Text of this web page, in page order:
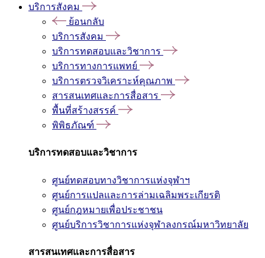
บริการสังคม
ย้อนกลับ
บริการสังคม
บริการทดสอบและวิชาการ
บริการทางการแพทย์
บริการตรวจวิเคราะห์คุณภาพ
สารสนเทศและการสื่อสาร
พื้นที่สร้างสรรค์
พิพิธภัณฑ์
บริการทดสอบและวิชาการ
ศูนย์ทดสอบทางวิชาการแห่งจุฬาฯ
ศูนย์การแปลและการล่ามเฉลิมพระเกียรติ
ศูนย์กฎหมายเพื่อประชาชน
ศูนย์บริการวิชาการแห่งจุฬาลงกรณ์มหาวิทยาลัย
สารสนเทศและการสื่อสาร